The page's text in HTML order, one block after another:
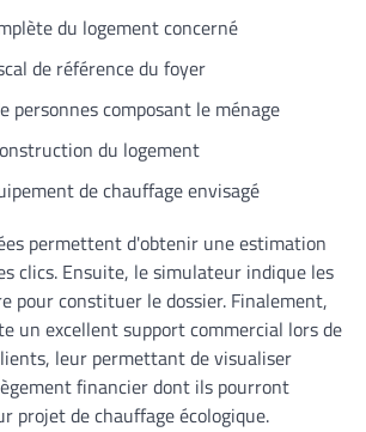
du logement concerné
de référence du foyer
personnes composant le ménage
du logement
de chauffage envisagé
permettent d'obtenir une estimation
clics. Ensuite, le simulateur indique les
pour constituer le dossier. Finalement,
un excellent support commercial lors de
leur permettant de visualiser
financier dont ils pourront
projet de chauffage écologique.